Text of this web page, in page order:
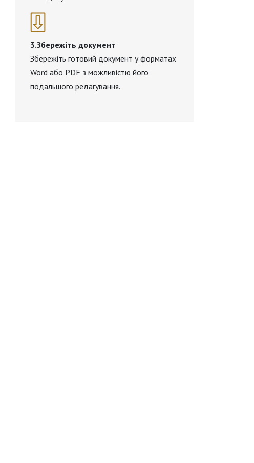
3.Збережіть документ
Збережіть готовий документ у форматах
Word або PDF з можливістю його
подальшого редагування.